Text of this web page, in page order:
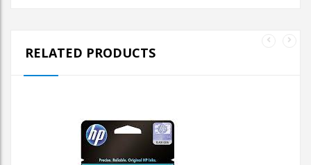
RELATED PRODUCTS
AJOUTER AU PANIER